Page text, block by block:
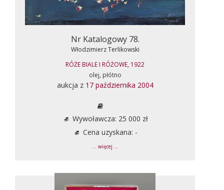
Nr Katalogowy 78.
Włodzimierz Terlikowski
RÓŻE BIALE I RÓŻOWE, 1922
olej, płótno
aukcja z 17 października 2004
Wywoławcza: 25 000 zł
Cena uzyskana: -
... więcej ...